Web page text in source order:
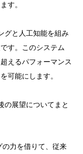
す。
グと人工知能を組み
す。このシステム
えるパフォーマンス
可能にします。
の展望についてまと
力を借りて、従来